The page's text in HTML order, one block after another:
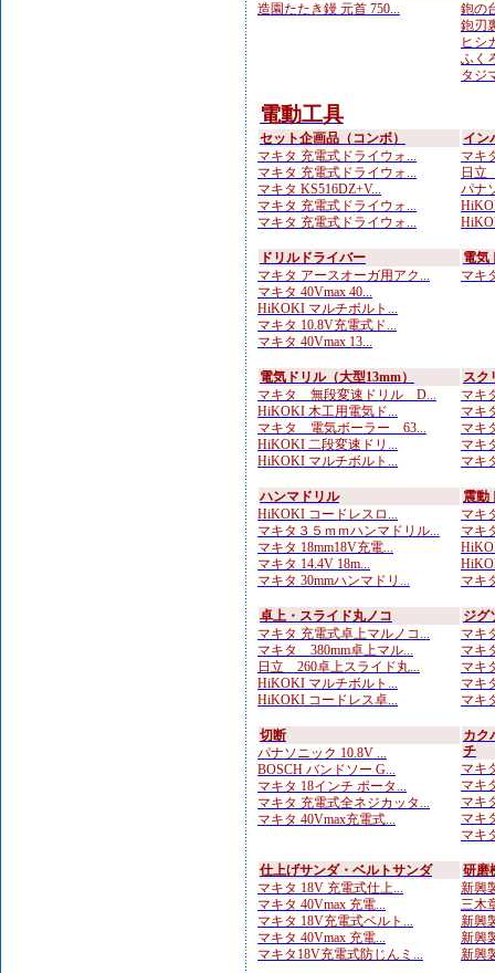
造園たたき鏝 元首 750...
鉋の
鉋刃
ヒシ
ふく
タジ
電動工具
セット企画品（コンボ）
マキタ 充電式ドライウォ...
マキタ 充電式ドライウォ...
マキタ KS516DZ+V...
マキタ 充電式ドライウォ...
マキタ 充電式ドライウォ...
イン
マキ
日立
パナ
ドリルドライバー
マキタ アースオーガ用アク...
マキタ 40Vmax 40...
HiKOKI マルチボルト...
マキタ 10.8V充電式ド...
マキタ 40Vmax 13...
電気
マキ
電気ドリル（大型13mm）
マキタ 無段変速ドリル D...
HiKOKI 木工用電気ド...
マキタ 電気ボーラー 63...
HiKOKI 二段変速ドリ...
HiKOKI マルチボルト...
スク
マキ
マキ
マキ
マキ
マキ
ハンマドリル
HiKOKI コードレスロ...
マキタ３５ｍｍハンマドリル...
マキタ 18mm18V充電...
マキタ 14.4V 18m...
マキタ 30mmハンマドリ...
震動
マキ
マキ
マキ
卓上・スライド丸ノコ
マキタ 充電式卓上マルノコ...
マキタ 380mm卓上マル...
日立 260卓上スライド丸...
HiKOKI マルチボルト...
HiKOKI コードレス卓...
ジグ
マキ
マキ
マキ
マキ
マキ
切断
パナソニック 10.8V ...
BOSCH バンドソー G...
マキタ 18インチ ポータ...
マキタ 充電式全ネジカッタ...
マキタ 40Vmax充電式...
カク
チ
マキ
マキ
マキ
マキ
マキ
仕上げサンダ・ベルトサンダ
マキタ 18V 充電式仕上...
マキタ 40Vmax 充電...
マキタ 18V充電式ベルト...
マキタ 40Vmax 充電...
マキタ18V充電式防じんミ...
研磨
新興
三木
新興
新興
新興